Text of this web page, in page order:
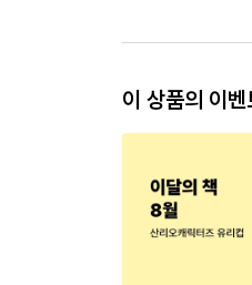
이 상품의 이벤